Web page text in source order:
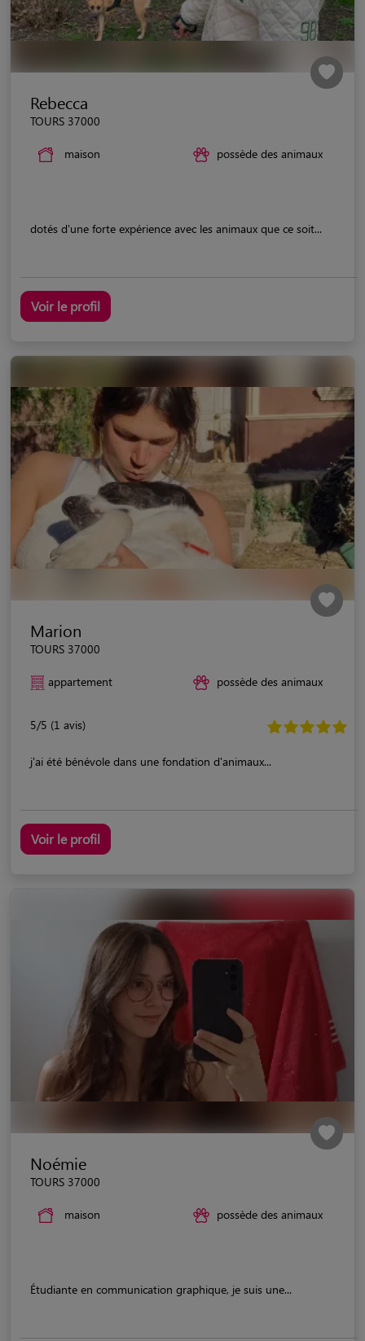
Rebecca
TOURS 37000
maison possède des animaux
dotés d'une forte expérience avec les animaux que ce soit...
Voir le profil
Marion
TOURS 37000
appartement possède des animaux
5/5 (1 avis)
j'ai été bénévole dans une fondation d'animaux...
Voir le profil
Noémie
TOURS 37000
maison possède des animaux
Étudiante en communication graphique, je suis une...